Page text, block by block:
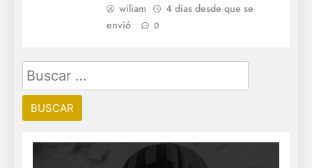
wiliam
4 días desde que se
envió
0
Buscar: